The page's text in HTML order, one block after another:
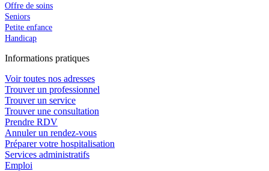
Offre de soins
Seniors
Petite enfance
Handicap
Informations pratiques
Voir toutes nos adresses
Trouver un professionnel
Trouver un service
Trouver une consultation
Prendre RDV
Annuler un rendez-vous
Préparer votre hospitalisation
Services administratifs
Emploi​